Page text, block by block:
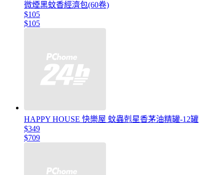
微煙黑蚊香經濟包(60卷)
$105
$105
HAPPY HOUSE 快樂屋 蚊蟲剋星香茅油精罐-12罐
$349
$709